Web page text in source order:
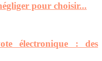
pour choisir...
électronique : des